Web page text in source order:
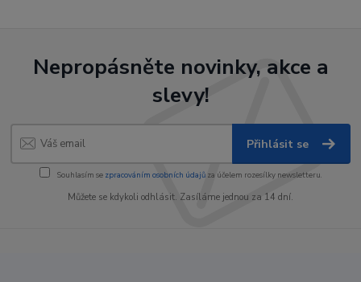
Nepropásněte novinky, akce a
slevy!
Přihlásit se
Souhlasím se zpracováním osobních údajůza účelem rozesílky newsletteru.
Můžete se kdykoli odhlásit. Zasíláme jednou za 14 dní.